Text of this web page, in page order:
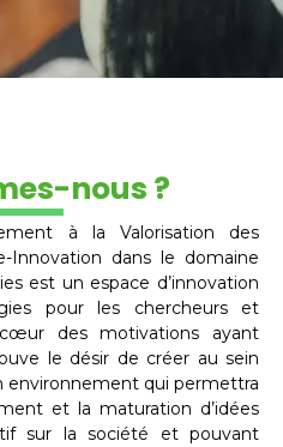
nous ?
à la Valorisation des
Innovation dans le domaine
est un espace d’innovation
pour les chercheurs et
des motivations ayant
le désir de créer au sein
environnement qui permettra
et la maturation d’idées
sur la société et pouvant